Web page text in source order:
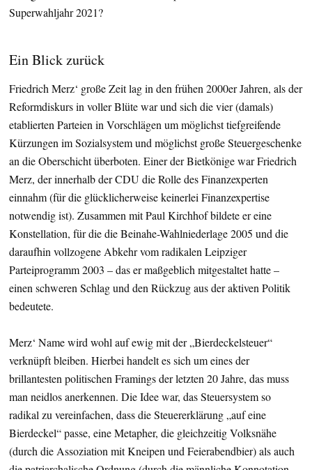
Superwahljahr 2021?
Ein Blick zurück
Friedrich Merz‘ große Zeit lag in den frühen 2000er Jahren, als der
Reformdiskurs in voller Blüte war und sich die vier (damals)
etablierten Parteien in Vorschlägen um möglichst tiefgreifende
Kürzungen im Sozialsystem und möglichst große Steuergeschenke
an die Oberschicht überboten. Einer der Bietkönige war Friedrich
Merz, der innerhalb der CDU die Rolle des Finanzexperten
einnahm (für die glücklicherweise keinerlei Finanzexpertise
notwendig ist). Zusammen mit Paul Kirchhof bildete er eine
Konstellation, für die die Beinahe-Wahlniederlage 2005 und die
daraufhin vollzogene Abkehr vom radikalen Leipziger
Parteiprogramm 2003 – das er maßgeblich mitgestaltet hatte –
einen schweren Schlag und den Rückzug aus der aktiven Politik
bedeutete.
Merz‘ Name wird wohl auf ewig mit der „Bierdeckelsteuer“
verknüpft bleiben. Hierbei handelt es sich um eines der
brillantesten politischen Framings der letzten 20 Jahre, das muss
man neidlos anerkennen. Die Idee war, das Steuersystem so
radikal zu vereinfachen, dass die Steuererklärung „auf eine
Bierdeckel“ passe, eine Metapher, die gleichzeitig Volksnähe
(durch die Assoziation mit Kneipen und Feierabendbier) als auch